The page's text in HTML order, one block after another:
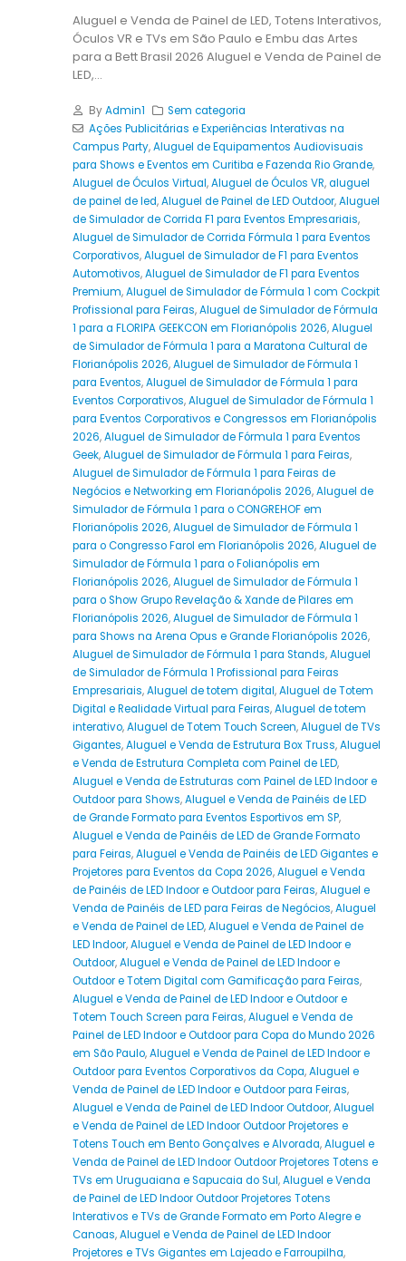
Aluguel e Venda de Painel de LED, Totens Interativos,
Óculos VR e TVs em São Paulo e Embu das Artes
para a Bett Brasil 2026 Aluguel e Venda de Painel de
LED,...
ByAdmin1
Sem categoria
Ações Publicitárias e Experiências Interativas na
Campus Party,Aluguel de Equipamentos Audiovisuais
para Shows e Eventos em Curitiba e Fazenda Rio Grande,
Aluguel de Óculos Virtual,Aluguel de Óculos VR,aluguel
de painel de led,Aluguel de Painel de LED Outdoor,Aluguel
de Simulador de Corrida F1 para Eventos Empresariais,
Aluguel de Simulador de Corrida Fórmula 1 para Eventos
Corporativos,Aluguel de Simulador de F1 para Eventos
Automotivos,Aluguel de Simulador de F1 para Eventos
Premium,Aluguel de Simulador de Fórmula 1 com Cockpit
Profissional para Feiras,Aluguel de Simulador de Fórmula
1 para a FLORIPA GEEKCON em Florianópolis 2026,Aluguel
de Simulador de Fórmula 1 para a Maratona Cultural de
Florianópolis 2026,Aluguel de Simulador de Fórmula 1
para Eventos,Aluguel de Simulador de Fórmula 1 para
Eventos Corporativos,Aluguel de Simulador de Fórmula 1
para Eventos Corporativos e Congressos em Florianópolis
2026,Aluguel de Simulador de Fórmula 1 para Eventos
Geek,Aluguel de Simulador de Fórmula 1 para Feiras,
Aluguel de Simulador de Fórmula 1 para Feiras de
Negócios e Networking em Florianópolis 2026,Aluguel de
Simulador de Fórmula 1 para o CONGREHOF em
Florianópolis 2026,Aluguel de Simulador de Fórmula 1
para o Congresso Farol em Florianópolis 2026,Aluguel de
Simulador de Fórmula 1 para o Folianópolis em
Florianópolis 2026,Aluguel de Simulador de Fórmula 1
para o Show Grupo Revelação & Xande de Pilares em
Florianópolis 2026,Aluguel de Simulador de Fórmula 1
para Shows na Arena Opus e Grande Florianópolis 2026,
Aluguel de Simulador de Fórmula 1 para Stands,Aluguel
de Simulador de Fórmula 1 Profissional para Feiras
Empresariais,Aluguel de totem digital,Aluguel de Totem
Digital e Realidade Virtual para Feiras,Aluguel de totem
interativo,Aluguel de Totem Touch Screen,Aluguel de TVs
Gigantes,Aluguel e Venda de Estrutura Box Truss,Aluguel
e Venda de Estrutura Completa com Painel de LED,
Aluguel e Venda de Estruturas com Painel de LED Indoor e
Outdoor para Shows,Aluguel e Venda de Painéis de LED
de Grande Formato para Eventos Esportivos em SP,
Aluguel e Venda de Painéis de LED de Grande Formato
para Feiras,Aluguel e Venda de Painéis de LED Gigantes e
Projetores para Eventos da Copa 2026,Aluguel e Venda
de Painéis de LED Indoor e Outdoor para Feiras,Aluguel e
Venda de Painéis de LED para Feiras de Negócios,Aluguel
e Venda de Painel de LED,Aluguel e Venda de Painel de
LED Indoor,Aluguel e Venda de Painel de LED Indoor e
Outdoor,Aluguel e Venda de Painel de LED Indoor e
Outdoor e Totem Digital com Gamificação para Feiras,
Aluguel e Venda de Painel de LED Indoor e Outdoor e
Totem Touch Screen para Feiras,Aluguel e Venda de
Painel de LED Indoor e Outdoor para Copa do Mundo 2026
em São Paulo,Aluguel e Venda de Painel de LED Indoor e
Outdoor para Eventos Corporativos da Copa,Aluguel e
Venda de Painel de LED Indoor e Outdoor para Feiras,
Aluguel e Venda de Painel de LED Indoor Outdoor,Aluguel
e Venda de Painel de LED Indoor Outdoor Projetores e
Totens Touch em Bento Gonçalves e Alvorada,Aluguel e
Venda de Painel de LED Indoor Outdoor Projetores Totens e
TVs em Uruguaiana e Sapucaia do Sul,Aluguel e Venda
de Painel de LED Indoor Outdoor Projetores Totens
Interativos e TVs de Grande Formato em Porto Alegre e
Canoas,Aluguel e Venda de Painel de LED Indoor
Projetores e TVs Gigantes em Lajeado e Farroupilha,